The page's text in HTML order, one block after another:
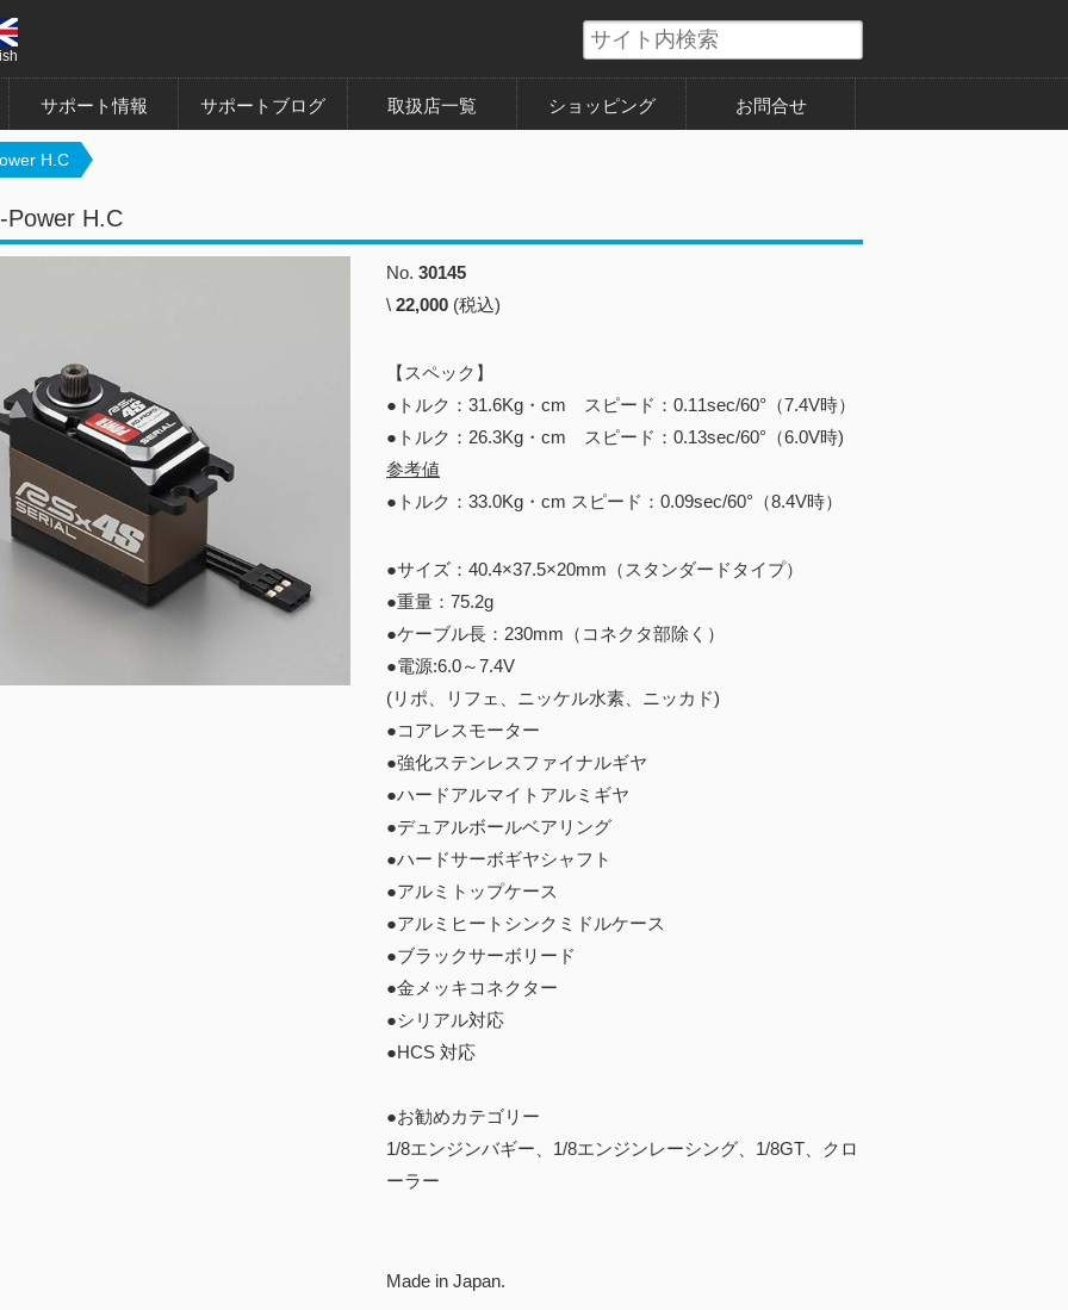
サポート情報 サポートブログ 取扱店一覧 ショッピング お問合せ
H.C
Power H.C
No. 30145
\ 22,000 (税込)
【スペック】
●トルク：31.6Kg・cm スピード：0.11sec/60°（7.4V時）
●トルク：26.3Kg・cm スピード：0.13sec/60°（6.0V時)
参考値
●トルク：33.0Kg・cm スピード：0.09sec/60°（8.4V時）
●サイズ：40.4×37.5×20mm（スタンダードタイプ）
●重量：75.2g
●ケーブル長：230mm（コネクタ部除く）
●電源:6.0～7.4V
(リポ、リフェ、ニッケル水素、ニッカド)
●コアレスモーター
●強化ステンレスファイナルギヤ
●ハードアルマイトアルミギヤ
●デュアルボールベアリング
●ハードサーボギヤシャフト
●アルミトップケース
●アルミヒートシンクミドルケース
●ブラックサーボリード
●金メッキコネクター
●シリアル対応
●HCS 対応
●お勧めカテゴリー
1/8エンジンバギー、1/8エンジンレーシング、1/8GT、クロ
ーラー
Made in Japan.